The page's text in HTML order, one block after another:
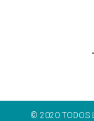
© 2020 TODOS